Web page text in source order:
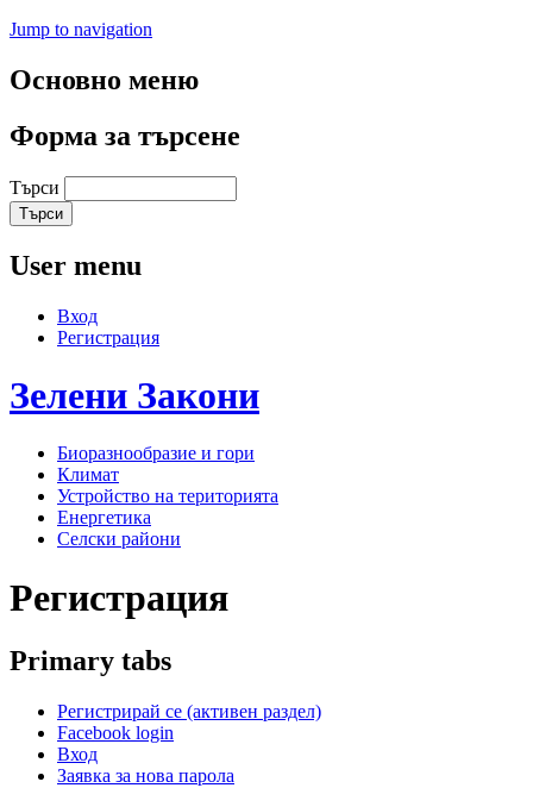
Jump to navigation
Основно меню
Форма за търсене
Търси
User menu
Вход
Регистрация
Зелени Закони
Биоразнообразие и гори
Климат
Устройство на територията
Енергетика
Селски райони
Регистрация
Primary tabs
Регистрирай се (активен раздел)
Facebook login
Вход
Заявка за нова парола